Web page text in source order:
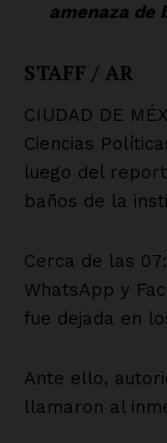
amenaza de
STAFF / AR
CIUDAD DE
Ciencias
luego del
baños de la
Cerca de las
WhatsApp y
fue dejada en
Ante ello,
llamaron al